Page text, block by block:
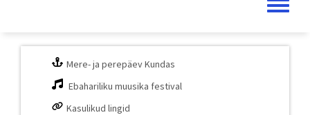
Toggle
Mere- ja perepäev Kundas
Ebahariliku muusika festival
Kasulikud lingid